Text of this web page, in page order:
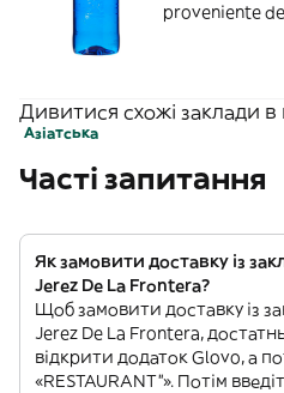
proveniente
Дивитися схожі заклади в
Азіатська
Часті запитання
Як замовити доставку із
Jerez De La Frontera?
Щоб замовити доставку із
Jerez De La Frontera,
відкрити додаток Glovo, а
«RESTAURANT”». Потім